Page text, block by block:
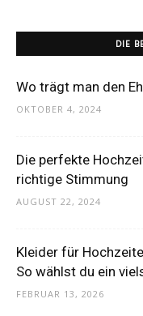
DIE
Wo trägt man den
OKTOBER 4, 2024
Die perfekte
richtige Stimmung
AUGUST 22, 2024
Kleider für
So wählst du ein
FEBRUAR 13, 2026